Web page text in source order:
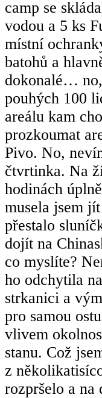
camp se
vodou a 5 ks
místní
batohů a
dokonalé…
pouhých 100
areálu kam
prozkoumat
Pivo. No,
čtvrtinka. Na
hodinách
musela jsem
přestalo
dojít na
co myslíte?
ho odchytila
strkanici a
pro samou
vlivem
stanu. Což
z
rozpršelo a